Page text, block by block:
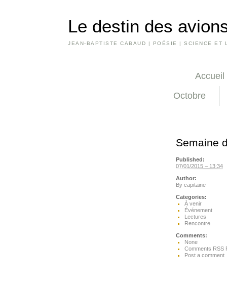
Le destin des
JEAN-BAPTISTE CABAUD | POÉSIE | SCIENCE ET
Accueil
Octobre
Semaine
Published:
07/01/2015 – 13:34
Author:
By capitaine
Categories:
À venir
Événement
Lectures
Rencontre
Comments:
None
Comments RSS
Post a comment